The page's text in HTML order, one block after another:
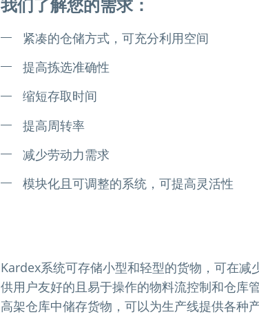
我们了解您的需求：
紧凑的仓储方式，可充分利用空间
提高拣选准确性
缩短存取时间
提高周转率
减少劳动力需求
模块化且可调整的系统，可提高灵活性
Kardex系统可存储小型和轻型的货物，可在
供用户友好的且易于操作的物料流控制和仓库
高架仓库中储存货物，可以为生产线提供各种